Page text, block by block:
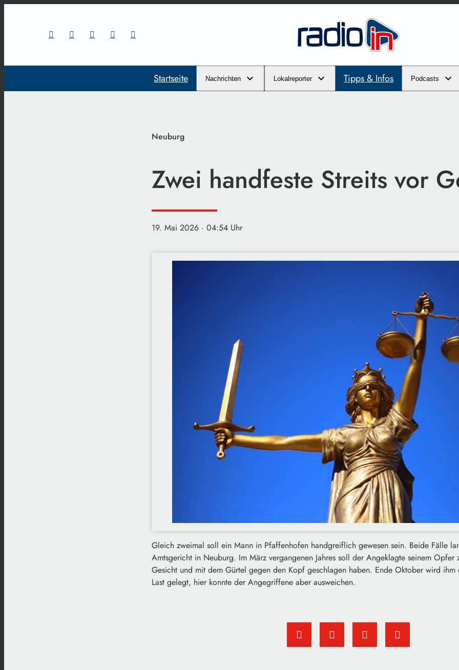
Startseite Nachrichten Lokalreporter Tipps & Infos Podcasts
Neuburg
Zwei handfeste Streits vor
19. Mai 2026 · 04:54 Uhr
Gleich zweimal soll ein Mann in Pfaffenhofen handgreiflich gewesen sein. Beide Fälle
Amtsgericht in Neuburg. Im März vergangenen Jahres soll der Angeklagte seinem Opfer
Gesicht und mit dem Gürtel gegen den Kopf geschlagen haben. Ende Oktober wird ihm
Last gelegt, hier konnte der Angegriffene aber ausweichen.